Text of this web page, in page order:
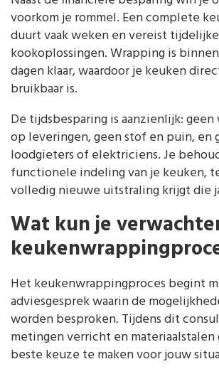
voorkom je rommel. Een complete
duurt vaak weken en vereist tijdelijke
kookoplossingen. Wrapping is
dagen klaar, waardoor je keuken
bruikbaar is.
De tijdsbesparing is aanzienlijk:
op leveringen, geen stof en puin, en
loodgieters of elektriciens. Je
functionele indeling van je keuken,
volledig nieuwe uitstraling krijgt die
Wat kun je
Het keukenwrappingproces begint
adviesgesprek waarin de
worden besproken. Tijdens dit
metingen verricht en
beste keuze te maken voor jouw